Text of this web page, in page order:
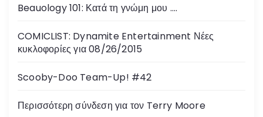
Beauology 101: Κατά τη γνώμη μου ….
COMICLIST: Dynamite Entertainment Νέες
κυκλοφορίες για 08/26/2015
Scooby-Doo Team-Up! #42
Περισσότερη σύνδεση για τον Terry Moore